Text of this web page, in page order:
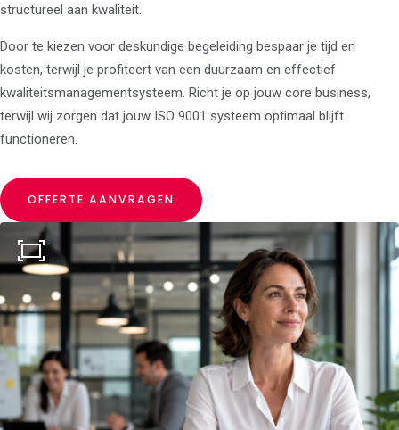
structureel aan kwaliteit.
Door te kiezen voor deskundige begeleiding bespaar je tijd en
kosten, terwijl je profiteert van een duurzaam en effectief
kwaliteitsmanagementsysteem. Richt je op jouw core business,
terwijl wij zorgen dat jouw ISO 9001 systeem optimaal blijft
functioneren.
OFFERTE AANVRAGEN